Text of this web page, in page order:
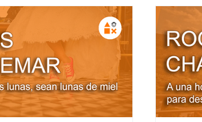
Fruterías
Pescado &amp; Marisco Turismo